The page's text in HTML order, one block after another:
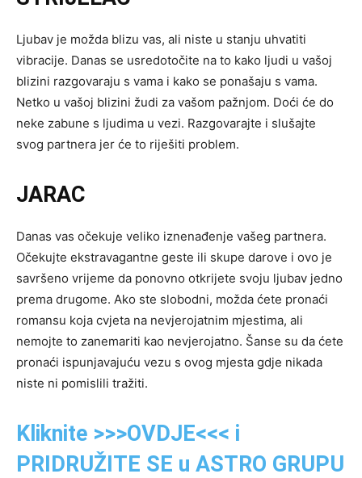
Ljubav je možda blizu vas, ali niste u stanju uhvatiti
vibracije. Danas se usredotočite na to kako ljudi u vašoj
blizini razgovaraju s vama i kako se ponašaju s vama.
Netko u vašoj blizini žudi za vašom pažnjom. Doći će do
neke zabune s ljudima u vezi. Razgovarajte i slušajte
svog partnera jer će to riješiti problem.
JARAC
Danas vas očekuje veliko iznenađenje vašeg partnera.
Očekujte ekstravagantne geste ili skupe darove i ovo je
savršeno vrijeme da ponovno otkrijete svoju ljubav jedno
prema drugome. Ako ste slobodni, možda ćete pronaći
romansu koja cvjeta na nevjerojatnim mjestima, ali
nemojte to zanemariti kao nevjerojatno. Šanse su da ćete
pronaći ispunjavajuću vezu s ovog mjesta gdje nikada
niste ni pomislili tražiti.
Kliknite >>>OVDJE<<< i
PRIDRUŽITE SE u ASTRO GRUPU